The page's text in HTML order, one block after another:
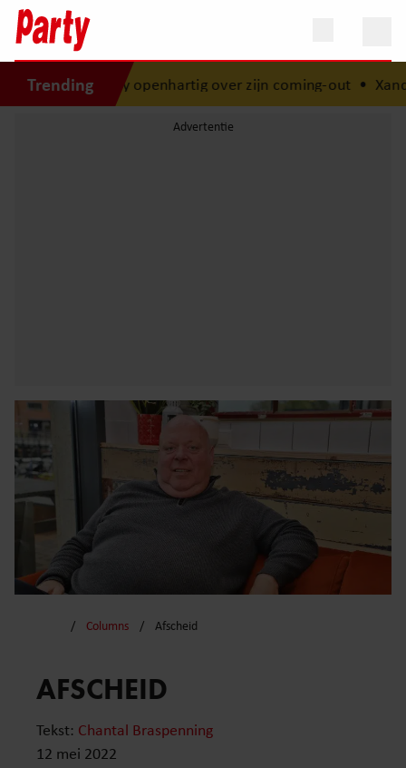
Trendingopenhartig over zijn coming-out •Xandra Brood
Columns Afscheid
AFSCHEID
Tekst: Chantal Braspenning
12 mei 2022